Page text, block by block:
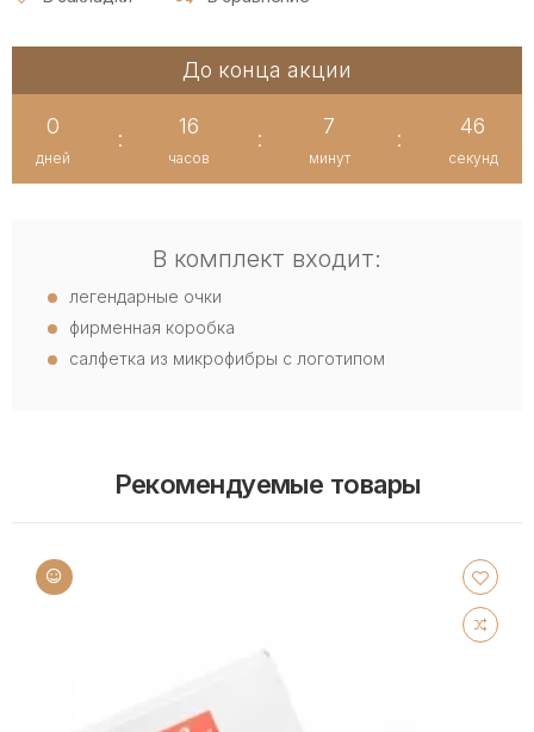
До конца акции
0
дней
:
16
часов
:
7
минут
:
46
секунд
В комплект входит:
легендарные очки
фирменная коробка
салфетка из микрофибры с логотипом
Рекомендуемые товары